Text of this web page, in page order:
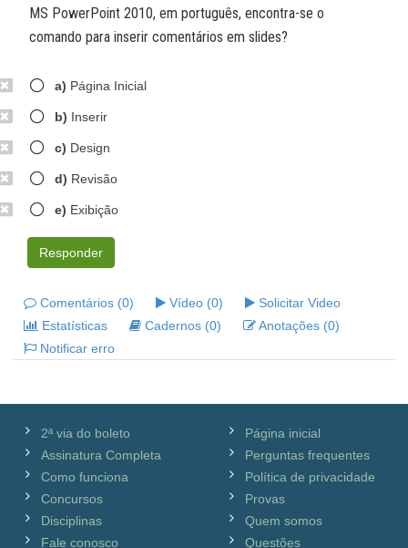
MS PowerPoint 2010, em português, encontra-se o
comando para inserir comentários em slides?
a) Página Inicial
b) Inserir
c) Design
d) Revisão
e) Exibição
Responder
Comentários (0) Vídeo (0)
Solicitar Video
Estatísticas
Cadernos (0)
Anotações (0)
Notificar erro
2ª via do boleto
Assinatura Completa
Como funciona
Concursos
Disciplinas
Fale conosco
Página inicial
Perguntas frequentes
Política de privacidade
Provas
Quem somos
Questões